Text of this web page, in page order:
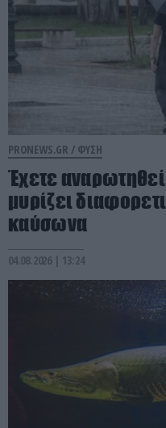
PRONEWS.GR / ΦΥΣΗ
Έχετε
μυρίζει
καύσωνα
04.08.2026 | 13:24